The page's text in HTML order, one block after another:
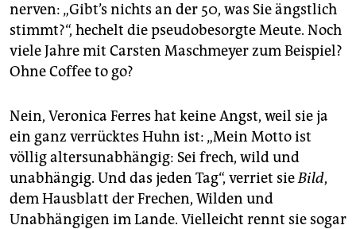
nerven: „Gibt’s nichts an der 50, was Sie ängstlich
stimmt?“, hechelt die pseudobesorgte Meute. Noch
viele Jahre mit Carsten Maschmeyer zum Beispiel?
Ohne Coffee to go?
Nein, Veronica Ferres hat keine Angst, weil sie ja
ein ganz verrücktes Huhn ist: „Mein Motto ist
völlig altersunabhängig: Sei frech, wild und
unabhängig. Und das jeden Tag“, verriet sieBild,
dem Hausblatt der Frechen, Wilden und
Unabhängigen im Lande. Vielleicht rennt sie sogar